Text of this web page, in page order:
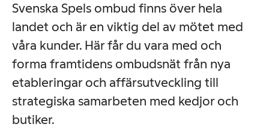
Svenska Spels ombud finns över hela
landet och är en viktig del av mötet med
våra kunder. Här får du vara med och
forma framtidens ombudsnät från nya
etableringar och affärsutveckling till
strategiska samarbeten med kedjor och
butiker.